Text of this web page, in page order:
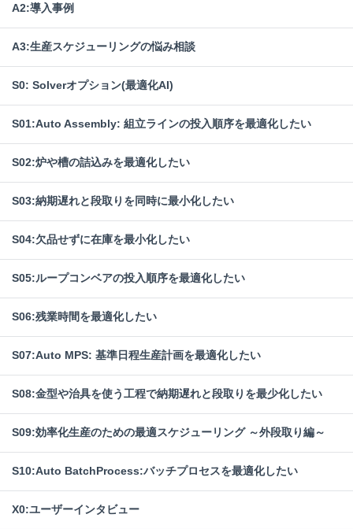
A2:導入事例
A3:生産スケジューリングの悩み相談
S0: Solverオプション(最適化AI)
S01:Auto Assembly: 組立ラインの投入順序を最適化したい
S02:炉や槽の詰込みを最適化したい
S03:納期遅れと段取りを同時に最小化したい
S04:欠品せずに在庫を最小化したい
S05:ループコンベアの投入順序を最適化したい
S06:残業時間を最適化したい
S07:Auto MPS: 基準日程生産計画を最適化したい
S08:金型や治具を使う工程で納期遅れと段取りを最少化したい
S09:効率化生産のための最適スケジューリング ～外段取り編～
S10:Auto BatchProcess:バッチプロセスを最適化したい
X0:ユーザーインタビュー